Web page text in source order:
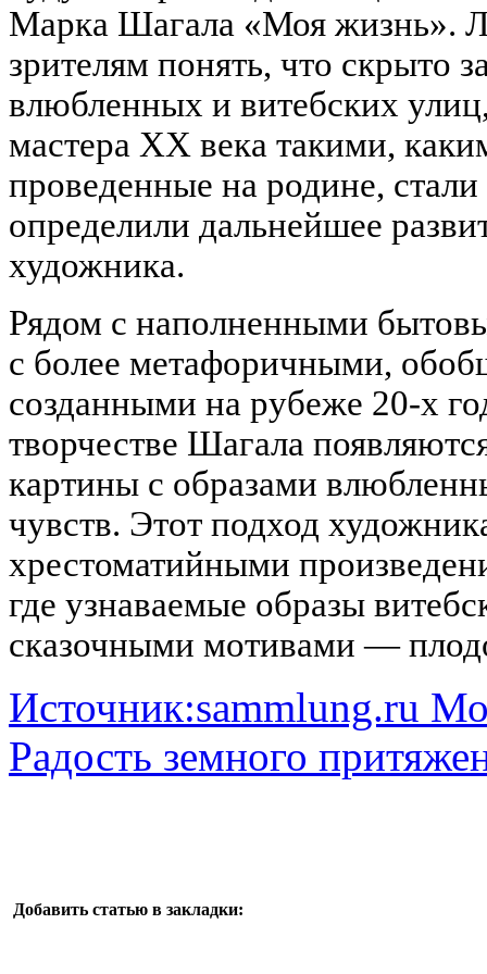
Марка Шагала «Моя жизнь».
зрителям понять, что скрыто
влюбленных и витебских
мастера XX века такими,
проведенные на родине,
определили дальнейшее
художника.
Рядом с наполненными
с более метафоричными,
созданными на рубеже 20-х
творчестве Шагала
картины с образами
чувств. Этот подход
хрестоматийными
где узнаваемые образы
сказочными мотивами —
Источник:sammlung.ru
Радость земного
Добавить статью в закладки: